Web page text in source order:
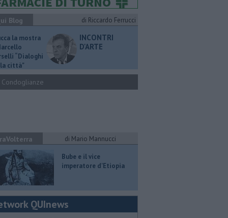
Blog di Riccardo Ferrucci
la mostra
“Dialoghi
città"
INCONTRI
D'ARTE
Condoglianze
di Mario Mannucci
​Bube e il vice
imperatore d'Etiopia
QUInews